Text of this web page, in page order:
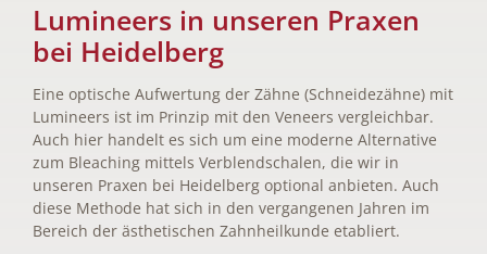
Lumineers in unseren Praxen
bei Heidelberg
Eine optische Aufwertung der Zähne (Schneidezähne) mit
Lumineers ist im Prinzip mit den Veneers vergleichbar.
Auch hier handelt es sich um eine moderne Alternative
zum Bleaching mittels Verblendschalen, die wir in
unseren Praxen bei Heidelberg optional anbieten. Auch
diese Methode hat sich in den vergangenen Jahren im
Bereich der ästhetischen Zahnheilkunde etabliert.